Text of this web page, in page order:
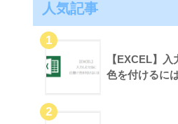
人気記事
【EXCEL】
色を付けるに